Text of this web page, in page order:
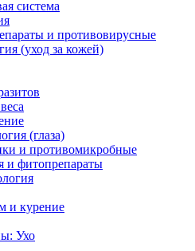
система
и противовирусные
(уход за кожей)
(глаза)
и противомикробные
и фитопрепараты
и курение
Ухо